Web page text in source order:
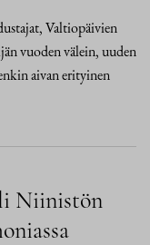
Valtiopäivien
vuoden välein, uuden
aivan erityinen
Niinistön